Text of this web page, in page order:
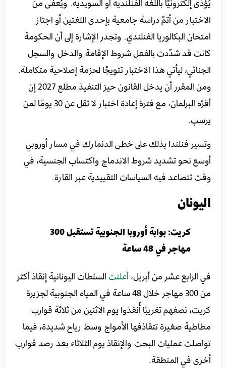
الاختبار من أتمّ دراسة جامعية بإحدى اللغتين أو اجتاز
امتحان البكالوريا الفنلندي. وتجدر الإشارة إلى أن الحكومة
كانت قد شدّدت بالفعل شروط الإقامة والدخل والسجل
الجنائي، ليأتي هذا الاختبار تتويجًا لحزمة إصلاحية متكاملة.
ومن المقرر أن يدخل القانون حيز التنفيذ مطلع 2027 إن
أقرّه البرلمان، مع فترة إعادة اختبار لا تقل عن 30 يومًا لمن
يرسب.
وتسير فنلندا بذلك على خطى الدنمارك في مسار أوروبي
أوسع نحو تشديد شروط الاندماج واكتساب الجنسية، في
وقت تتصاعد فيه السياسات التقييدية عبر القارة.
اليونان
كريت: بوابة أوروبا الجنوبية تستقبل 300
مهاجر في 48 ساعة
في الرابع عشر من أبريل،أعلنتالسلطات اليونانية إنقاذ أكثر
من 300 مهاجر خلال 48 ساعة في المياه الجنوبية لجزيرة
كريت، نصفهم تقريبًا أُنقذوا يوم الاثنين من ثلاثة قوارب
مطاطية صغيرة تتقاذفها الأمواج وسط رياح شديدة، فيما
تواصلت عمليات البحث والإنقاذ يوم الثلاثاء بعد رصد قوارب
أخرى في المنطقة.